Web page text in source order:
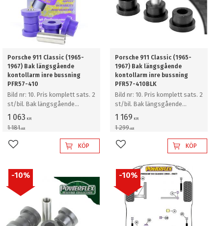
Porsche 911 Classic (1965-
1967) Bak längsgående
kontollarm inre bussning
PFR57-410
Bild nr: 10. Pris komplett sats. 2
st/bil. Bak längsgående
kontollarm inre bussning
1 063 KR
1 181KR
Lägg till i favoriterKÖP
Porsche 911 Classic (1965-
1967) Bak längsgående
kontollarm inre bussning
PFR57-410BLK
Bild nr: 10. Pris komplett sats. 2
st/bil. Bak längsgående
kontollarm inre bussning
1 169 KR
1 299KR
Lägg till i favoriterKÖP
10% 10%